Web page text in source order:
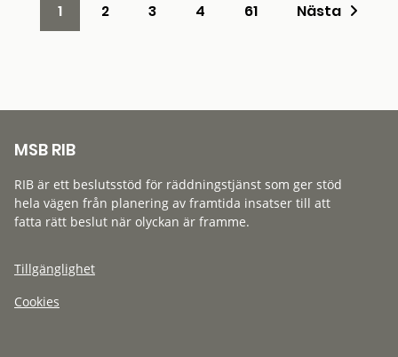
1 2 3 4 61 Nästa
MSB RIB
RIB är ett beslutsstöd för räddningstjänst som ger stöd
hela vägen från planering av framtida insatser till att
fatta rätt beslut när olyckan är framme.
Tillgänglighet
Cookies